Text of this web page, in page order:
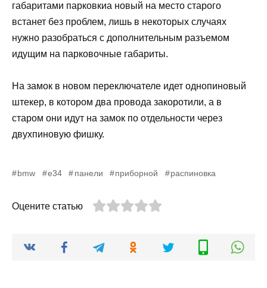
габаритами парковкиа новый на место старого
встанет без проблем, лишь в некоторых случаях
нужно разобраться с дополнительным разъемом
идущим на парковочные габариты.
На замок в новом переключателе идет однопиновый
штекер, в котором два провода закоротили, а в
старом они идут на замок по отдельности через
двухпиновую фишку.
bmw e34 панели приборной распиновка
Оцените статью